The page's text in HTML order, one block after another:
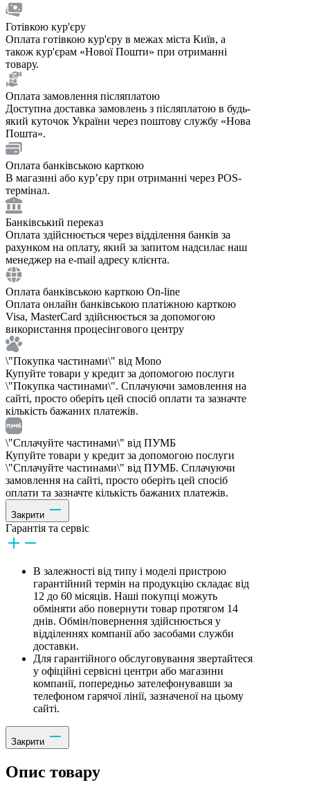
Готівкою кур'єру
Оплата готівкою кур'єру в межах міста Київ, а
також кур'єрам «Нової Пошти» при отриманні
товару.
Оплата замовлення післяплатою
Доступна доставка замовлень з післяплатою в будь-
який куточок України через поштову службу «Нова
Пошта».
Оплата банківською карткою
В магазині або курʼєру при отриманні через POS-
термінал.
Банківський переказ
Оплата здійснюється через відділення банків за
рахунком на оплату, який за запитом надсилає наш
менеджер на e-mail адресу клієнта.
Оплата банківською карткою On-line
Оплата онлайн банківською платіжною карткою
Visa, MasterCard здійснюється за допомогою
використання процесінгового центру
\"Покупка частинами\" від Mono
Купуйте товари у кредит за допомогою послуги
\"Покупка частинами\". Сплачуючи замовлення на
сайті, просто оберіть цей спосіб оплати та зазначте
кількість бажаних платежів.
\"Сплачуйте частинами\" від ПУМБ
Купуйте товари у кредит за допомогою послуги
\"Сплачуйте частинами\" від ПУМБ. Сплачуючи
замовлення на сайті, просто оберіть цей спосіб
оплати та зазначте кількість бажаних платежів.
Закрити
Гарантія та сервіс
В залежності від типу і моделі пристрою
гарантійний термін на продукцію складає від
12 до 60 місяців. Наші покупці можуть
обміняти або повернути товар протягом 14
днів. Обмін/повернення здійснюється у
відділеннях компанії або засобами служби
доставки.
Для гарантійного обслуговування звертайтеся
у офіційні сервісні центри або магазини
компанії, попередньо зателефонувавши за
телефоном гарячої лінії, зазначеної на цьому
сайті.
Закрити
Опис товару